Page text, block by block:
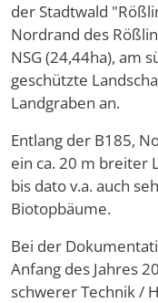
der Stadtwald
Nordrand des
NSG (24,44ha), am
geschützte
Landgraben an.
Entlang der B185,
ein ca. 20 m breiter
bis dato v.a. auch
Biotopbäume.
Bei der
Anfang des Jahres
schwerer Technik /